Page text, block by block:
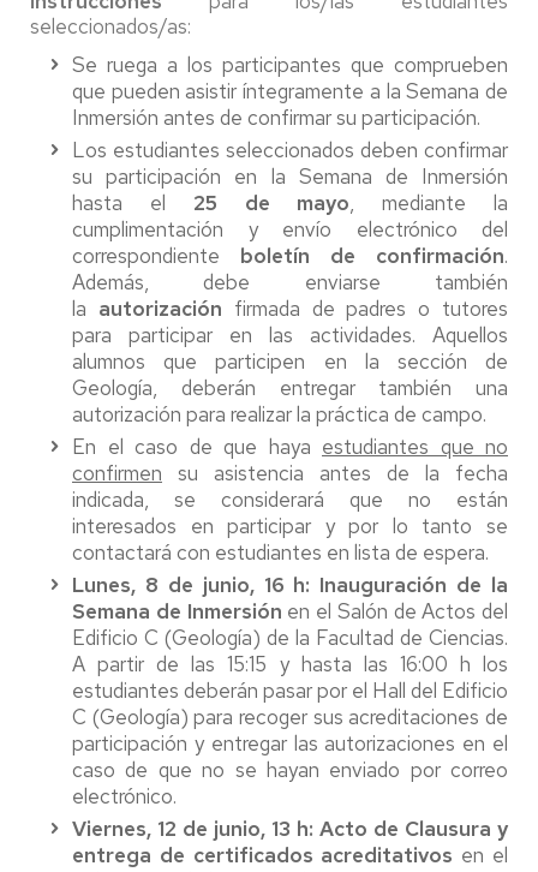
seleccionados/as:
Se ruega a los participantes que comprueben
que pueden asistir íntegramente a la Semana de
Inmersión antes de confirmar su participación.
Los estudiantes seleccionados deben confirmar
su participación en la Semana de Inmersión
hasta el 25 de mayo, mediante la
cumplimentación y envío electrónico del
correspondiente boletín de confirmación.
Además, debe enviarse también
la autorización firmada de padres o tutores
para participar en las actividades. Aquellos
alumnos que participen en la sección de
Geología, deberán entregar también una
autorización para realizar la práctica de campo.
En el caso de que haya estudiantes que no
confirmen su asistencia antes de la fecha
indicada, se considerará que no están
interesados en participar y por lo tanto se
contactará con estudiantes en lista de espera.
Lunes, 8 de junio, 16 h: Inauguración de la
Semana de Inmersión en el Salón de Actos del
Edificio C (Geología) de la Facultad de Ciencias.
A partir de las 15:15 y hasta las 16:00 h los
estudiantes deberán pasar por el Hall del Edificio
C (Geología) para recoger sus acreditaciones de
participación y entregar las autorizaciones en el
caso de que no se hayan enviado por correo
electrónico.
Viernes, 12 de junio, 13 h: Acto de Clausura y
entrega de certificados acreditativos en el